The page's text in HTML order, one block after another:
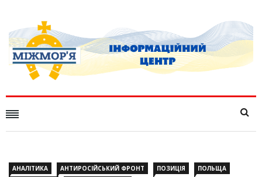
АНАЛІТИКА АНТИРОСІЙСЬКИЙ ФРОНТ ПОЗИЦІЯ
ПОЛЬЩА